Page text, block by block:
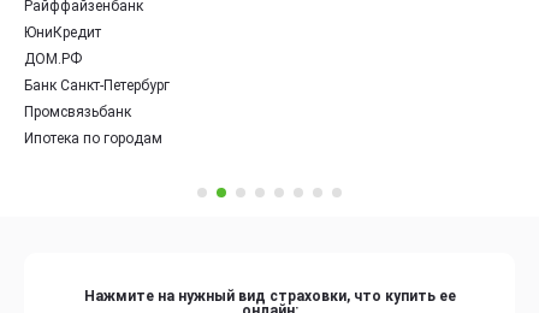
Райффайзенбанк
ЮниКредит
ДОМ.РФ
Банк Санкт-Петербург
Промсвязьбанк
Ипотека по городам
Нажмите на нужный вид страховки, что купить ее